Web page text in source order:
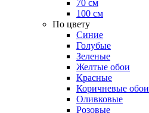
70 см
100 см
По цвету
Синие
Голубые
Зеленые
Желтые обои
Красные
Коричневые обои
Оливковые
Розовые